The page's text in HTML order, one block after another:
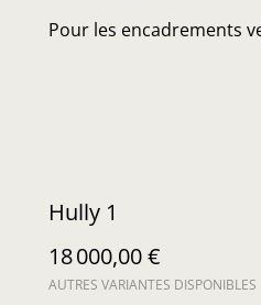
Pour les encadrements
Hully 1
18 000,00 €
AUTRES VARIANTES DISPONIBLES